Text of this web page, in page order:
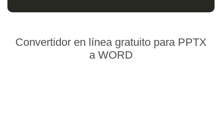
Convertidor en línea gratuito para PPTX
a WORD